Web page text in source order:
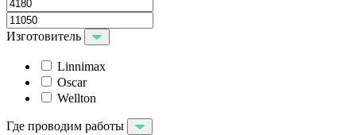
Изготовитель
Linnimax
Oscar
Wellton
Где проводим работы